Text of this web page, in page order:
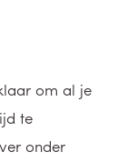
om al je
te
onder